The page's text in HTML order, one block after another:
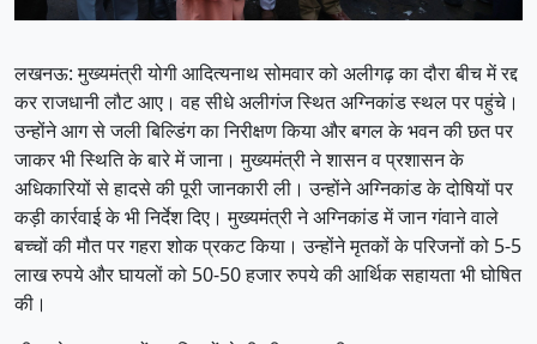
लखनऊ: मुख्यमंत्री योगी आदित्यनाथ सोमवार को अलीगढ़ का दौरा बीच में रद्द
कर राजधानी लौट आए। वह सीधे अलीगंज स्थित अग्निकांड स्थल पर पहुंचे।
उन्होंने आग से जली बिल्डिंग का निरीक्षण किया और बगल के भवन की छत पर
जाकर भी स्थिति के बारे में जाना। मुख्यमंत्री ने शासन व प्रशासन के
अधिकारियों से हादसे की पूरी जानकारी ली। उन्होंने अग्निकांड के दोषियों पर
कड़ी कार्रवाई के भी निर्देश दिए। मुख्यमंत्री ने अग्निकांड में जान गंवाने वाले
बच्चों की मौत पर गहरा शोक प्रकट किया। उन्होंने मृतकों के परिजनों को 5-5
लाख रुपये और घायलों को 50-50 हजार रुपये की आर्थिक सहायता भी घोषित
की।